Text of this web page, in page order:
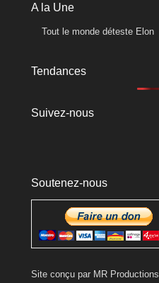
A la Une
Tout le monde déteste Elon
Tendances
Suivez-nous
Soutenez-nous
Site conçu par MR Productions